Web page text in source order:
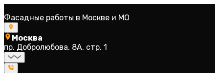
Фасадные работы в Москве и МО
Москва
пр. Добролюбова, 8А, стр. 1